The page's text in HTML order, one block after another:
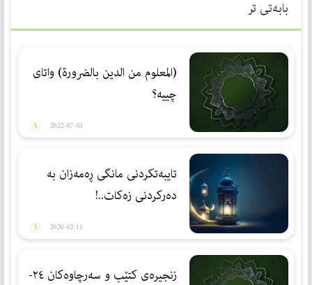
بابەتی تر
(المعلوم من الدین بالضرورة) واتای
چییە؟
2022-07-03
تایبه‌تكردنی مانگی ڕه‌مه‌زان به‌
ده‌ركردنی زه‌كات..!
2020-02-11
زنجیرەی کتێب و سەرچاوەکان ٢٤-